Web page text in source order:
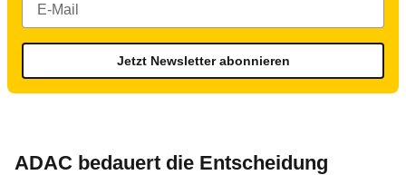
Jetzt Newsletter abonnieren
ADAC bedauert die Entscheidung